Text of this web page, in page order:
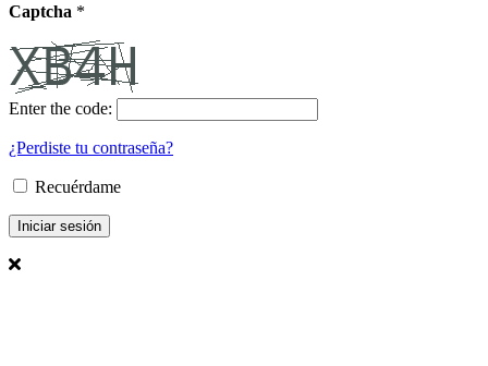
Captcha *
Enter the code:
¿Perdiste tu contraseña?
Recuérdame